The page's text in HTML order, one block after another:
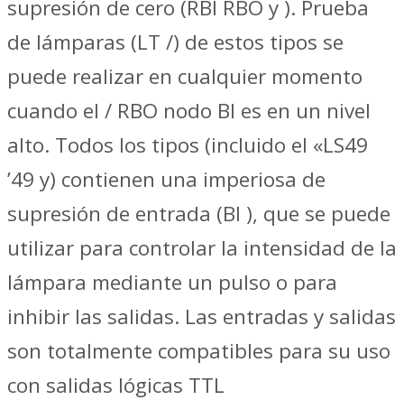
supresión de cero (RBI RBO y ). Prueba
de lámparas (LT /) de estos tipos se
puede realizar en cualquier momento
cuando el / RBO nodo BI es en un nivel
alto. Todos los tipos (incluido el «LS49
’49 y) contienen una imperiosa de
supresión de entrada (BI ), que se puede
utilizar para controlar la intensidad de la
lámpara mediante un pulso o para
inhibir las salidas. Las entradas y salidas
son totalmente compatibles para su uso
con salidas lógicas TTL